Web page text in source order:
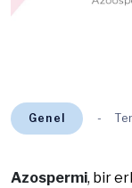
Genel
Azospermi, bir